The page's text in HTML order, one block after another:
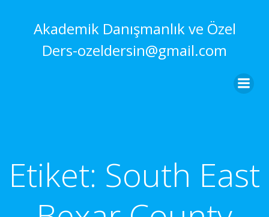
Akademik Danışmanlık ve Özel
Ders-ozeldersin@gmail.com
Etiket: South East